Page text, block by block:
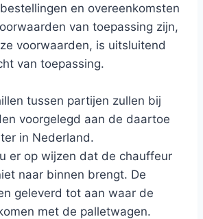
en overeenkomsten
van toepassing zijn,
voorwaarden, is uitsluitend
van toepassing.
tussen partijen zullen bij
voorgelegd aan de daartoe
in Nederland.
er op wijzen dat de chauffeur
naar binnen brengt. De
geleverd tot aan waar de
met de palletwagen.